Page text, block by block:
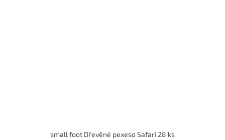
small foot Dřevěné pexeso Safari 28 ks